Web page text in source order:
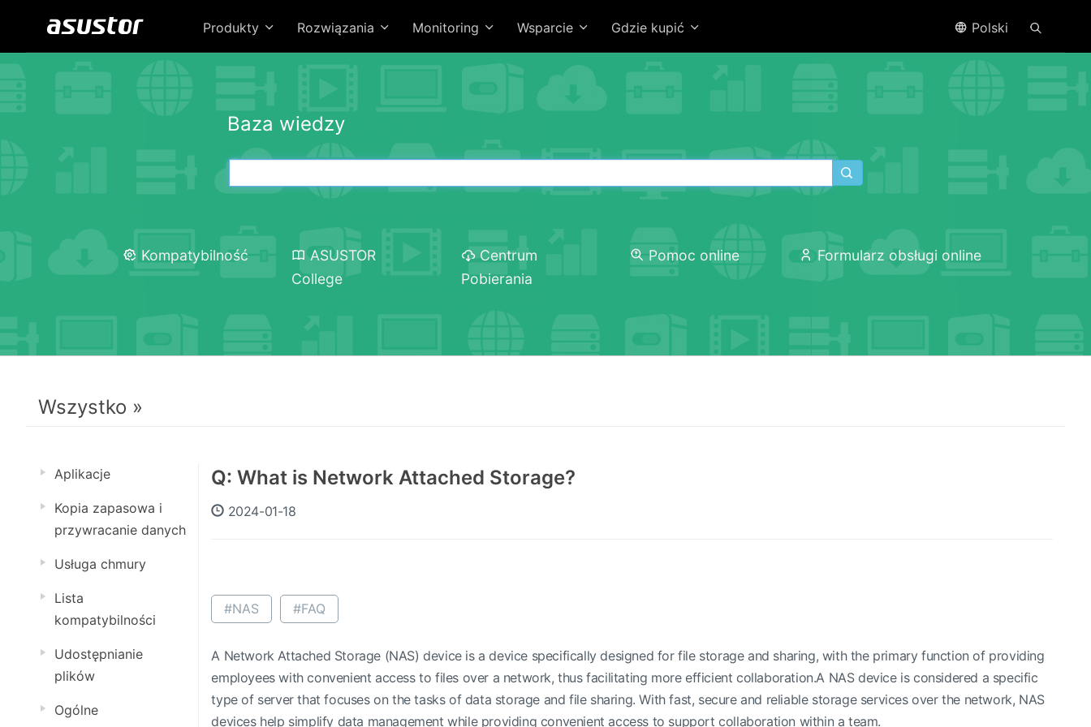
Produkty Rozwiązania Monitoring Wsparcie Gdzie kupić Polski
Baza wiedzy
Kompatybilność
ASUSTOR
College
Centrum
Pobierania
Pomoc online Formularz obsługi online
Wszystko »
Aplikacje
Kopia zapasowa i
przywracanie danych
Usługa chmury
Lista
kompatybilności
Udostępnianie
plików
Ogólne
Q: What is Network Attached Storage?
2024-01-18
#NAS #FAQ
A Network Attached Storage (NAS) device is a device specifically designed for file storage and sharing, with the primary function of providing
employees with convenient access to files over a network, thus facilitating more efficient collaboration.A NAS device is considered a specific
type of server that focuses on the tasks of data storage and file sharing. With fast, secure and reliable storage services over the network, NAS
devices help simplify data management while providing convenient access to support collaboration within a team.